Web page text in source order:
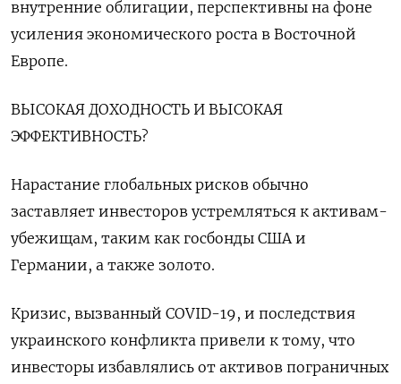
внутренние облигации, перспективны на фоне
усиления экономического роста в Восточной
Европе.
ВЫСОКАЯ ДОХОДНОСТЬ И ВЫСОКАЯ
ЭФФЕКТИВНОСТЬ?
Нарастание глобальных рисков обычно
заставляет инвесторов устремляться к активам-
убежищам, таким как госбонды США и
Германии, а также золото.
Кризис, вызванный COVID-19, и последствия
украинского конфликта привели к тому, что
инвесторы избавлялись от активов пограничных